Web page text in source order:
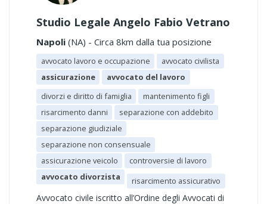
Studio Legale Angelo Fabio Vetrano
Napoli (NA) - Circa 8km dalla tua posizione
avvocato lavoro e occupazione
avvocato civilista
assicurazione
avvocato del lavoro
divorzi e diritto di famiglia
mantenimento figli
risarcimento danni
separazione con addebito
separazione giudiziale
separazione non consensuale
assicurazione veicolo
controversie di lavoro
avvocato divorzista
risarcimento assicurativo
Avvocato civile iscritto all’Ordine degli Avvocati di